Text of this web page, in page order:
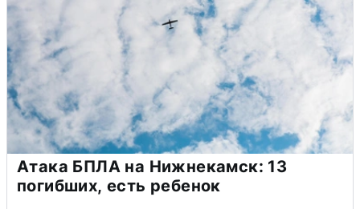
Атака БПЛА на Нижнекамск: 13
погибших, есть ребенок